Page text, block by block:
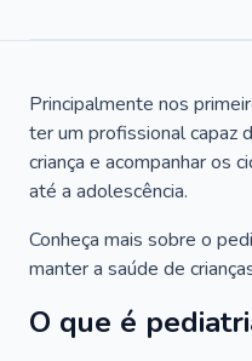
Principalmente nos
ter um profissional capaz
criança e acompanhar os
até a adolescência.
Conheça mais sobre o
manter a saúde de
O que é